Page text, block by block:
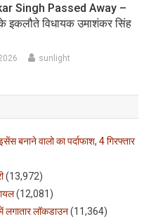
Singh Passed Away –
इकलौते विधायक उमाशंकर सिंह
sunlight
बनाने वालो का पर्दाफाश, 4 गिरफ्तार
(13,972)
(12,081)
लगातार लॉकडाउन(11,364)